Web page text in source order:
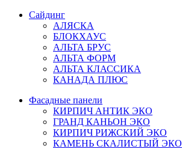
Сайдинг
АЛЯСКА
БЛОКХАУС
АЛЬТА БРУС
АЛЬТА ФОРМ
АЛЬТА КЛАССИКА
КАНАДА ПЛЮС
Фасадные панели
КИРПИЧ АНТИК ЭКО
ГРАНД КАНЬОН ЭКО
КИРПИЧ РИЖСКИЙ ЭКО
КАМЕНЬ СКАЛИСТЫЙ ЭКО